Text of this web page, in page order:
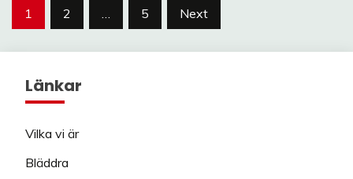
Posts
1 2 5 Next
Länkar
Vilka vi är
Bläddra